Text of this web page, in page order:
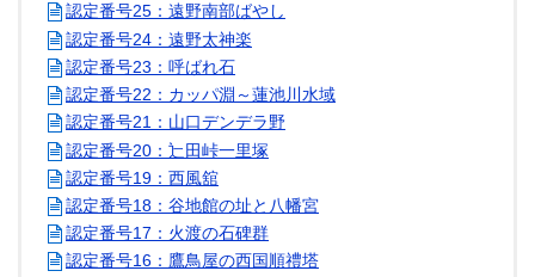
認定番号25：遠野南部ばやし
認定番号24：遠野太神楽
認定番号23：呼ばれ石
認定番号22：カッパ淵～蓮池川水域
認定番号21：山口デンデラ野
認定番号20：辷田峠一里塚
認定番号19：西風舘
認定番号18：谷地館の址と八幡宮
認定番号17：火渡の石碑群
認定番号16：鷹鳥屋の西国順禮塔